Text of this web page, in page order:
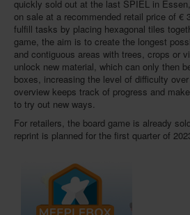
quickly sold out at the last SPIEL in
on sale at a recommended retail price of €
fulfill tasks by placing hexagonal tiles
game, the aim is to create the longest
and contiguous areas with trees, crops or
unlock new material, which can only then
boxes, increasing the level of difficulty
overview keeps track of progress and
to try out new ways.
For retailers, the board game is already
reprint is planned for the first quarter of